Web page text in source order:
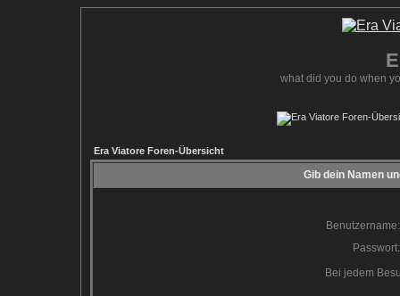
what did you do when
Era Viatore Foren-Übersicht
Gib dein Namen
Benutzername:
Passwort:
Bei jedem